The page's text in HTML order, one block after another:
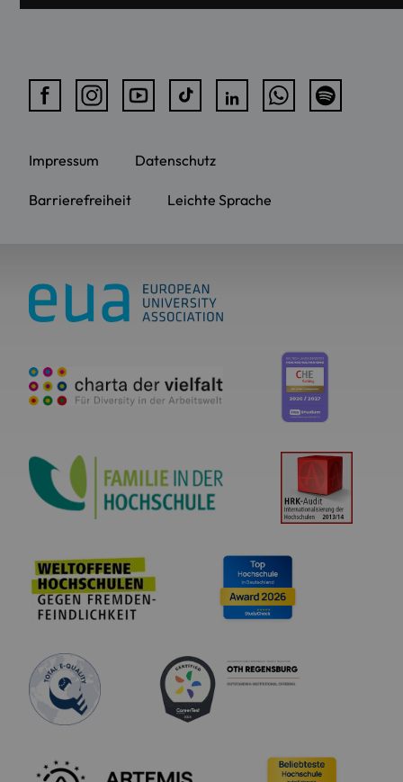
Impressum Datenschutz
Barrierefreiheit Leichte Sprache